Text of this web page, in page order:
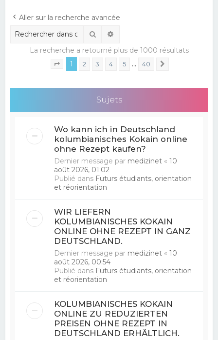
Aller sur la recherche avancée
Rechercher
La recherche a retourné plus de 1000 résultats
Page sur 40
1 2 3 4 5 … 40
Sujets
Wo kann ich in Deutschland
kolumbianisches Kokain online
ohne Rezept kaufen?
Dernier message par medizinet «10
août 2026, 01:02
Publié dans Futurs étudiants, orientation
et réorientation
WIR LIEFERN
KOLUMBIANISCHES KOKAIN
ONLINE OHNE REZEPT IN GANZ
DEUTSCHLAND.
Dernier message par medizinet «10
août 2026, 00:54
Publié dans Futurs étudiants, orientation
et réorientation
KOLUMBIANISCHES KOKAIN
ONLINE ZU REDUZIERTEN
PREISEN OHNE REZEPT IN
DEUTSCHLAND ERHÄLTLICH.